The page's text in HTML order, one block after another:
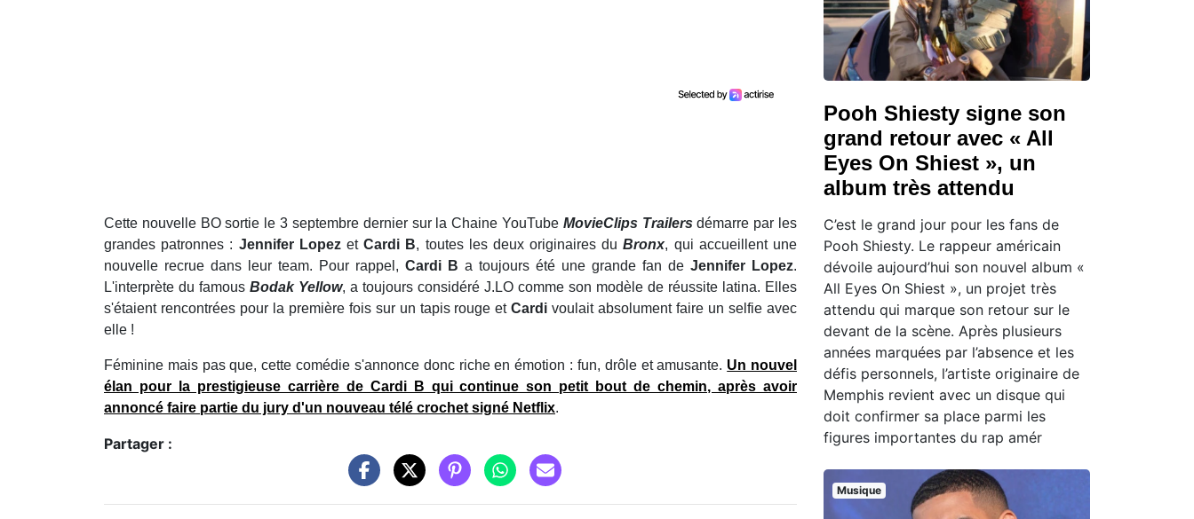
Cette nouvelle BO sortie le 3 septembre dernier sur la Chaine YouTube MovieClips Trailersdémarre par les
grandes patronnes : Jennifer LopezetCardi B, toutes les deux originaires duBronx, qui accueillent une
nouvelle recrue dans leur team. Pour rappel, Cardi B a toujours été une grande fan de Jennifer Lopez.
L'interprète du famous Bodak Yellow, a toujours considéré J.LO comme son modèle de réussite latina. Elles
s'étaient rencontrées pour la première fois sur un tapis rouge etCardi voulait absolument faire un selfie avec
elle !
Féminine mais pas que, cette comédie s'annonce donc riche en émotion : fun, drôle et amusante. Un nouvel
élan pour la prestigieuse carrière de Cardi B qui continue son petit bout de chemin, après avoir
annoncé faire partie du jury d'un nouveau télé crochet signé Netflix.
Partager :
Pooh Shiesty signe son
grand retour avec « All
Eyes On Shiest », un
album très attendu
C’est le grand jour pour les fans de
Pooh Shiesty. Le rappeur américain
dévoile aujourd’hui son nouvel album «
All Eyes On Shiest », un projet très
attendu qui marque son retour sur le
devant de la scène. Après plusieurs
années marquées par l’absence et les
défis personnels, l’artiste originaire de
Memphis revient avec un disque qui
doit confirmer sa place parmi les
figures importantes du rap amér
Musique